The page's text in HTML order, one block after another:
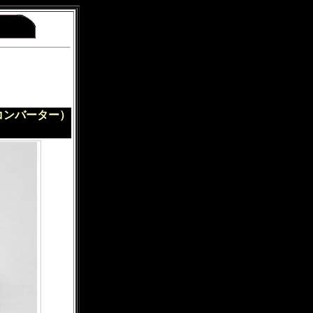
バーター）